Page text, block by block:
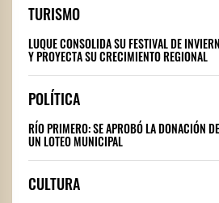
TURISMO
LUQUE CONSOLIDA SU FESTIVAL DE
Y PROYECTA SU CRECIMIENTO REGIONAL
POLÍTICA
RÍO PRIMERO: SE APROBÓ LA DONACIÓN
UN LOTEO MUNICIPAL
CULTURA